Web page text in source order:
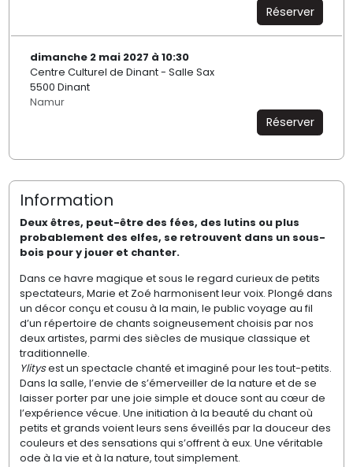
Réserver
dimanche 2 mai 2027 à 10:30
Centre Culturel de Dinant - Salle Sax
5500 Dinant
Namur
Réserver
Information
Deux êtres, peut-être des fées, des lutins ou plus
probablement des elfes, se retrouvent dans un sous-
bois pour y jouer et chanter.
Dans ce havre magique et sous le regard curieux de petits
spectateurs, Marie et Zoé harmonisent leur voix. Plongé dans
un décor conçu et cousu à la main, le public voyage au fil
d’un répertoire de chants soigneusement choisis par nos
deux artistes, parmi des siècles de musique classique et
traditionnelle.
Ylitysest un spectacle chanté et imaginé pour les tout-petits.
Dans la salle, l’envie de s’émerveiller de la nature et de se
laisser porter par une joie simple et douce sont au cœur de
l’expérience vécue. Une initiation à la beauté du chant où
petits et grands voient leurs sens éveillés par la douceur des
couleurs et des sensations qui s’offrent à eux. Une véritable
ode à la vie et à la nature, tout simplement.